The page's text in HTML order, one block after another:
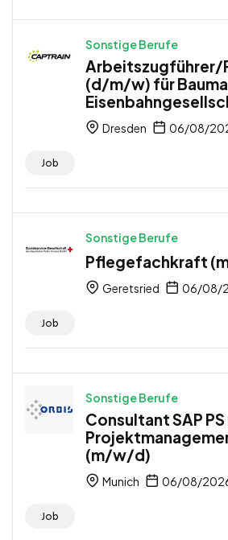
Sonstige Berufe
Arbeitszugführer/
(d/m/w) für
Dresden 06/08/
Job
Sonstige Berufe
Pflegefachkraft
Geretsried 06/08/
Job
Sonstige Berufe
Consultant SAP
(m/w/d)
Munich 06/08/
Job